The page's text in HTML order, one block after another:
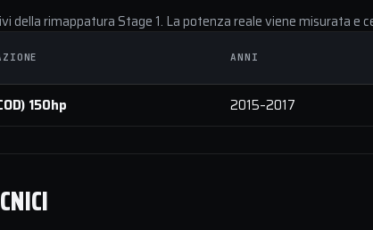
della rimappatura Stage 1. La potenza reale viene misurata e
ANNI
150hp 2015–2017